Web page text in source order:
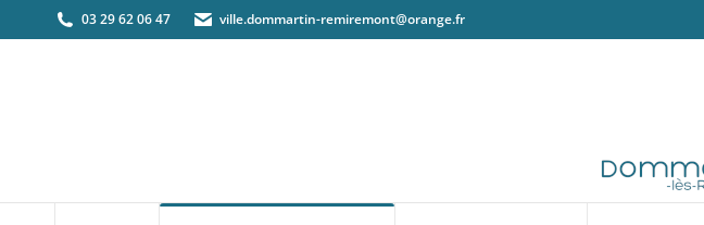
03 29 62 06 47 ville.dommartin-remiremont@orange.fr